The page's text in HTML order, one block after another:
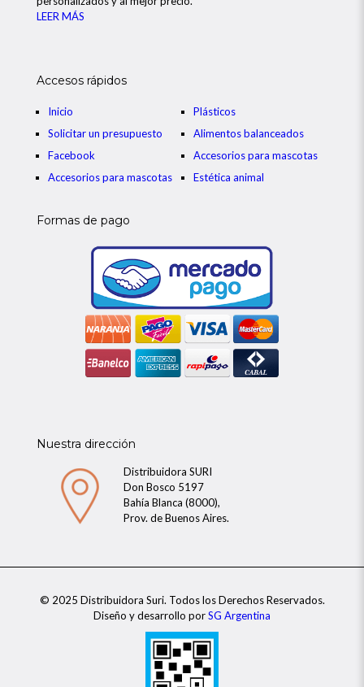
LEER MÁS
Accesos rápidos
Inicio
Solicitar un presupuesto
Facebook
Accesorios para mascotas
Plásticos
Alimentos balanceados
Accesorios para mascotas
Estética animal
Formas de pago
Nuestra dirección
Distribuidora SURI
Don Bosco 5197
Bahía Blanca (8000),
Prov. de Buenos Aires.
© 2025 Distribuidora Suri. Todos los Derechos Reservados.
Diseño y desarrollo porSG Argentina